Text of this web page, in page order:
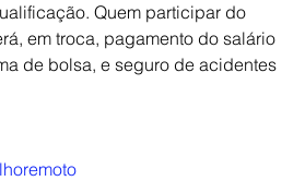
Quem participar do
em troca, pagamento do salário
de bolsa, e seguro de acidentes